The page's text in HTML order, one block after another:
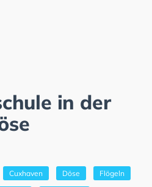
in der
Cuxhaven Döse Flögeln